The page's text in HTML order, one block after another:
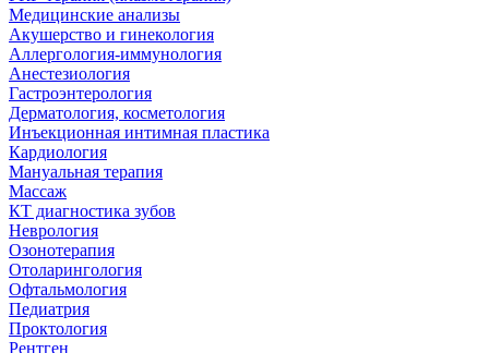
Медицинские анализы
Акушерство и гинекология
Аллергология-иммунология
Анестезиология
Гастроэнтерология
Дерматология, косметология
Инъекционная интимная пластика
Кардиология
Мануальная терапия
Массаж
КТ диагностика зубов
Неврология
Озонотерапия
Отоларингология
Офтальмология
Педиатрия
Проктология
Рентген